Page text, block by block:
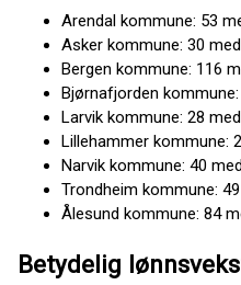
Arendal kommune: 53
Asker kommune: 30
Bergen kommune: 116
Bjørnafjorden
Larvik kommune: 28
Lillehammer kommune:
Narvik kommune: 40
Trondheim kommune: 49
Ålesund kommune: 84
Betydelig